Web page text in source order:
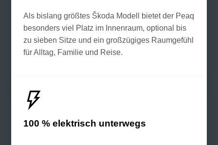
Als bislang größtes Škoda Modell bietet der Peaq
besonders viel Platz im Innenraum, optional bis
zu sieben Sitze und ein großzügiges Raumgefühl
für Alltag, Familie und Reise.
100 % elektrisch unterwegs